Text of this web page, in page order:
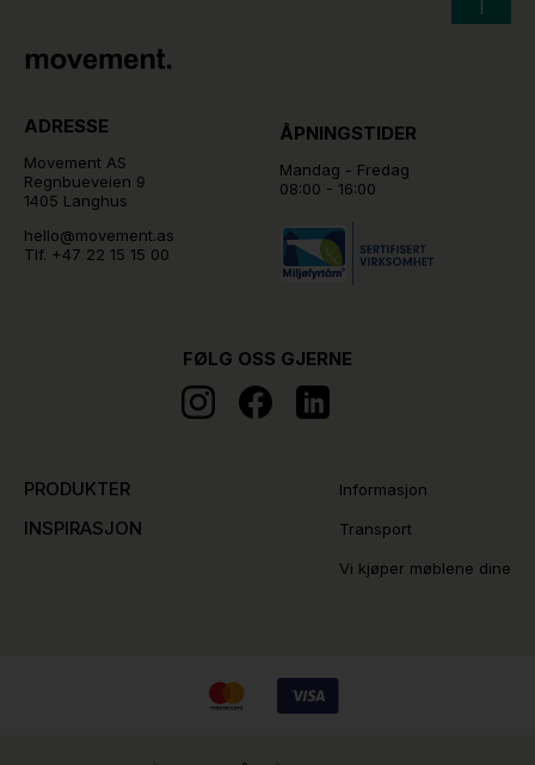
ADRESSE
Movement AS
Regnbueveien 9
1405 Langhus
hello@movement.as
Tlf. +47 22 15 15 00
ÅPNINGSTIDER
Mandag - Fredag
08:00 - 16:00
PRODUKTER
INSPIRASJON
Informasjon
Transport
Vi kjøper møblene dine
FØLG OSS GJERNE